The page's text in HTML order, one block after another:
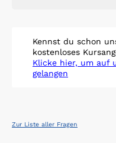
Kennst du schon
kostenloses
Klicke hier, um auf
gelangen
Zur Liste aller Fragen